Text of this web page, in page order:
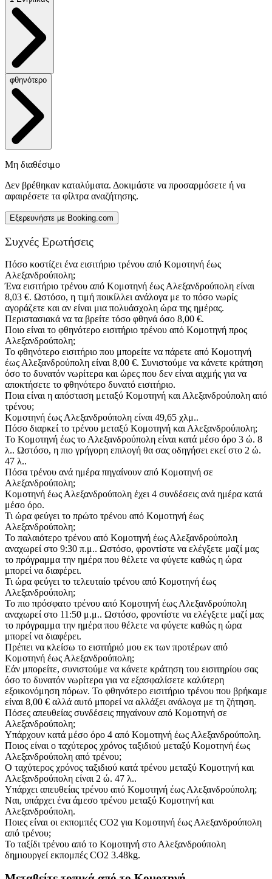
φθηνότερο
Μη διαθέσιμο
Δεν βρέθηκαν καταλύματα. Δοκιμάστε να προσαρμόσετε ή να
αφαιρέσετε τα φίλτρα αναζήτησης.
Εξερευνήστε με Booking.com
Συχνές Ερωτήσεις
Πόσο κοστίζει ένα εισιτήριο τρένου από Κομοτηνή έως
Αλεξανδρούπολη;
Ένα εισιτήριο τρένου από Κομοτηνή έως Αλεξανδρούπολη είναι
8,03 €. Ωστόσο, η τιμή ποικίλλει ανάλογα με το πόσο νωρίς
αγοράζετε και αν είναι μια πολυάσχολη ώρα της ημέρας.
Περιστασιακά να τα βρείτε τόσο φθηνά όσο 8,00 €.
Ποιο είναι το φθηνότερο εισιτήριο τρένου από Κομοτηνή προς
Αλεξανδρούπολη;
Το φθηνότερο εισιτήριο που μπορείτε να πάρετε από Κομοτηνή
έως Αλεξανδρούπολη είναι 8,00 €. Συνιστούμε να κάνετε κράτηση
όσο το δυνατόν νωρίτερα και ώρες που δεν είναι αιχμής για να
αποκτήσετε το φθηνότερο δυνατό εισιτήριο.
Ποια είναι η απόσταση μεταξύ Κομοτηνή και Αλεξανδρούπολη από
τρένου;
Κομοτηνή έως Αλεξανδρούπολη είναι 49,65 χλμ..
Πόσο διαρκεί το τρένου μεταξύ Κομοτηνή και Αλεξανδρούπολη;
Το Κομοτηνή έως το Αλεξανδρούπολη είναι κατά μέσο όρο 3 ώ. 8
λ.. Ωστόσο, η πιο γρήγορη επιλογή θα σας οδηγήσει εκεί στο 2 ώ.
47 λ..
Πόσα τρένου ανά ημέρα πηγαίνουν από Κομοτηνή σε
Αλεξανδρούπολη;
Κομοτηνή έως Αλεξανδρούπολη έχει 4 συνδέσεις ανά ημέρα κατά
μέσο όρο.
Τι ώρα φεύγει το πρώτο τρένου από Κομοτηνή έως
Αλεξανδρούπολη;
Το παλαιότερο τρένου από Κομοτηνή έως Αλεξανδρούπολη
αναχωρεί στο 9:30 π.μ.. Ωστόσο, φροντίστε να ελέγξετε μαζί μας
το πρόγραμμα την ημέρα που θέλετε να φύγετε καθώς η ώρα
μπορεί να διαφέρει.
Τι ώρα φεύγει το τελευταίο τρένου από Κομοτηνή έως
Αλεξανδρούπολη;
Το πιο πρόσφατο τρένου από Κομοτηνή έως Αλεξανδρούπολη
αναχωρεί στο 11:50 μ.μ.. Ωστόσο, φροντίστε να ελέγξετε μαζί μας
το πρόγραμμα την ημέρα που θέλετε να φύγετε καθώς η ώρα
μπορεί να διαφέρει.
Πρέπει να κλείσω το εισιτήριό μου εκ των προτέρων από
Κομοτηνή έως Αλεξανδρούπολη;
Εάν μπορείτε, συνιστούμε να κάνετε κράτηση του εισιτηρίου σας
όσο το δυνατόν νωρίτερα για να εξασφαλίσετε καλύτερη
εξοικονόμηση πόρων. Το φθηνότερο εισιτήριο τρένου που βρήκαμε
είναι 8,00 € αλλά αυτό μπορεί να αλλάξει ανάλογα με τη ζήτηση.
Πόσες απευθείας συνδέσεις πηγαίνουν από Κομοτηνή σε
Αλεξανδρούπολη;
Υπάρχουν κατά μέσο όρο 4 από Κομοτηνή έως Αλεξανδρούπολη.
Ποιος είναι ο ταχύτερος χρόνος ταξιδιού μεταξύ Κομοτηνή έως
Αλεξανδρούπολη από τρένου;
Ο ταχύτερος χρόνος ταξιδιού κατά τρένου μεταξύ Κομοτηνή και
Αλεξανδρούπολη είναι 2 ώ. 47 λ..
Υπάρχει απευθείας τρένου από Κομοτηνή έως Αλεξανδρούπολη;
Ναι, υπάρχει ένα άμεσο τρένου μεταξύ Κομοτηνή και
Αλεξανδρούπολη.
Ποιες είναι οι εκπομπές CO2 για Κομοτηνή έως Αλεξανδρούπολη
από τρένου;
Το ταξίδι τρένου από το Κομοτηνή στο Αλεξανδρούπολη
δημιουργεί εκπομπές CO2 3.48kg.